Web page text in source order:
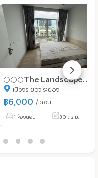
เมืองระยอง ระยอง
฿6,000 /เดือน
1 ห้องนอน 30 ตร.ม.